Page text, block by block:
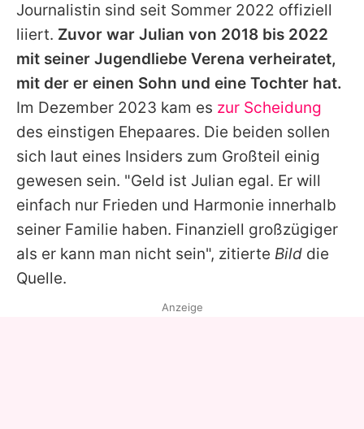
Journalistin sind seit Sommer 2022 offiziell
liiert. Zuvor war Julian von 2018 bis 2022
mit seiner Jugendliebe Verena verheiratet,
mit der er einen Sohn und eine Tochter hat.
Im Dezember 2023 kam es zur Scheidung
des einstigen Ehepaares. Die beiden sollen
sich laut eines Insiders zum Großteil einig
gewesen sein. "Geld ist Julian egal. Er will
einfach nur Frieden und Harmonie innerhalb
seiner Familie haben. Finanziell großzügiger
als er kann man nicht sein", zitierte Bild die
Quelle.
Anzeige